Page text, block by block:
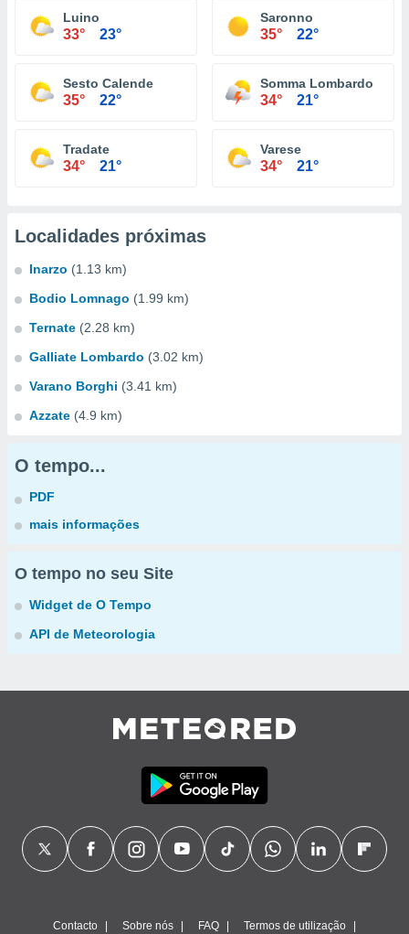
Luino
33° 23°
Saronno
35° 22°
Sesto Calende
35° 22°
Somma Lombardo
34° 21°
Tradate
34° 21°
Varese
34° 21°
Localidades próximas
Inarzo (1.13 km)
Bodio Lomnago (1.99 km)
Ternate (2.28 km)
Galliate Lombardo (3.02 km)
Varano Borghi (3.41 km)
Azzate (4.9 km)
O tempo...
PDF
mais informações
O tempo no seu Site
Widget de O Tempo
API de Meteorologia
Contacto Sobre nós FAQ Termos de utilização